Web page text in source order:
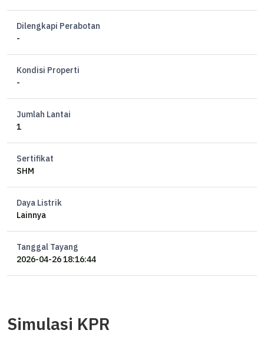
Dilengkapi Perabotan
-
Kondisi Properti
-
Jumlah Lantai
1
Sertifikat
SHM
Daya Listrik
Lainnya
Tanggal Tayang
2026-04-26 18:16:44
Simulasi KPR